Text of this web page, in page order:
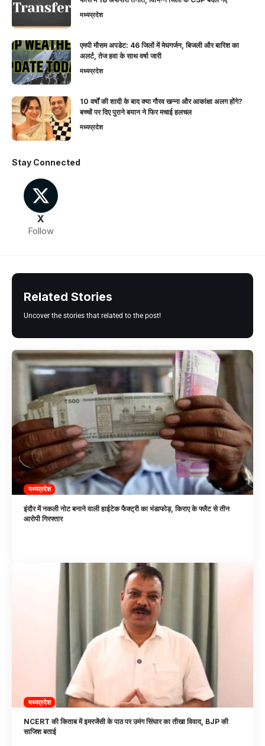
मध्यप्रदेश
एमपी मौसम अपडेट: 46 जिलों में मेघगर्जन, बिजली और बारिश का
अलर्ट, तेज हवा के साथ वर्षा जारी
मध्यप्रदेश
10 वर्षों की शादी के बाद क्या गौरव खन्ना और आकांक्षा अलग होंगे?
बच्चों पर दिए पुराने बयान ने फिर मचाई हलचल
मध्यप्रदेश
Stay Connected
X
Follow
Related Stories
Uncover the stories that related to the post!
मध्यप्रदेश
इंदौर में नकली नोट बनाने वाली हाईटेक फैक्ट्री का भंडाफोड़, किराए के फ्लैट से तीन
आरोपी गिरफ्तार
मध्यप्रदेश
NCERT की किताब में इमरजेंसी के पाठ पर उमंग सिंघार का तीखा विवाद, BJP की
साजिश बताई